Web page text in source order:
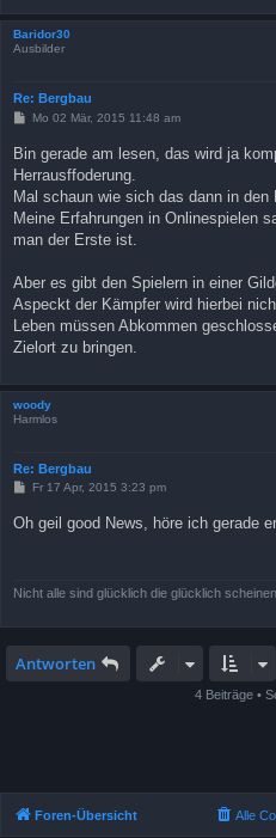
Baridor30
Ausbilder
Re: Bergbau
B
t
r
g
Mo 02 Mär, 2015 11:48 am
Bin gerade am lesen, das wird ja
Herrausffoderung.
Mal schaun wie sich das dann in den
Meine Erfahrungen in Onlinespielen
man der Erste ist.
Aber es gibt den Spielern in einer
Aspeckt der Kämpfer wird hierbei
Leben müssen Abkommen
Zielort zu bringen.
woody
Harmlos
Re: Bergbau
B
i
t
Fr 17 Apr, 2015 3:23 pm
Oh geil good News, höre ich gerade
Nicht alle sind glücklich die glücklich
Antworten
4 Beiträge •
Foren-Übersicht Alle